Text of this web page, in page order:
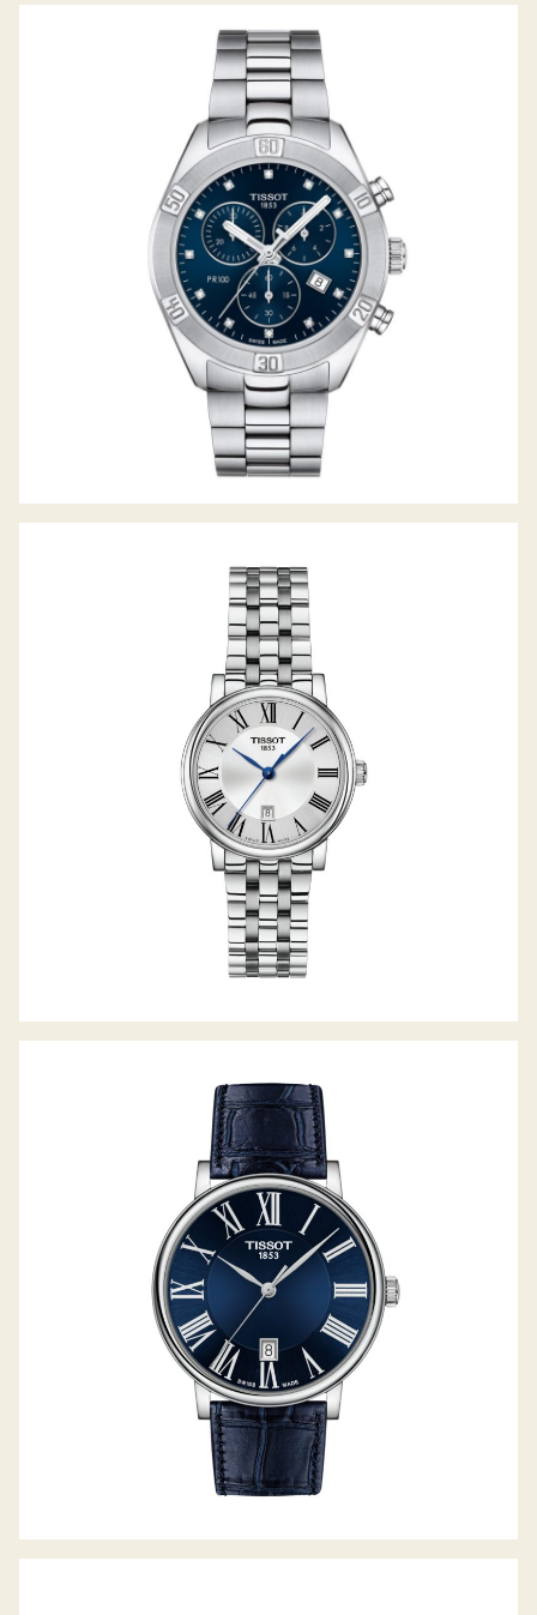
PR100 SPORT-CHIC CHRONOGRAPH
TISSOT CARSON
TISSOT CARSON